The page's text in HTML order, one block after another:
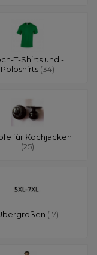
T-Shirts und -
Poloshirts (34)
für Kochjacken
(25)
(17)